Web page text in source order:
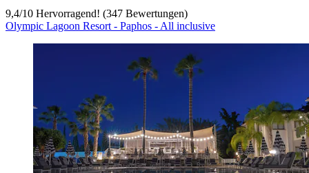
9,4/10 Hervorragend! (347 Bewertungen)
Olympic Lagoon Resort - Paphos - All inclusive